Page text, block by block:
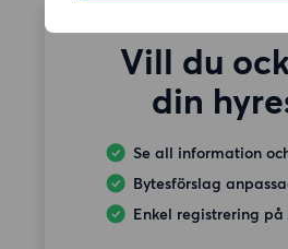
Vill du
din
Se all information
Bytesförslag
Enkel registrering på